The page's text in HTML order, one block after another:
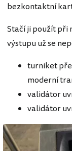
bezkontaktní
Stačí ji použít při
výstupu už se
turniket
moderní
validátor
validátor